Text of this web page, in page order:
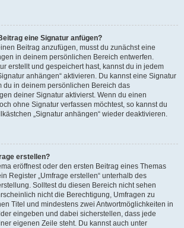
eine Signatur anfügen?
Beitrag anzufügen, musst du zunächst eine
in deinem persönlichen Bereich entwerfen.
erstellt und gespeichert hast, kannst du in jedem
anhängen“ aktivieren. Du kannst eine Signatur
du in deinem persönlichen Bereich das
deiner Signatur aktivierst. Wenn du einen
ohne Signatur verfassen möchtest, so kannst du
„Signatur anhängen“ wieder deaktivieren.
erstellen?
eröffnest oder den ersten Beitrag eines Themas
Register „Umfrage erstellen“ unterhalb des
Solltest du diesen Bereich nicht sehen
nicht die Berechtigung, Umfragen zu
Titel und mindestens zwei Antwortmöglichkeiten in
eingeben und dabei sicherstellen, dass jede
eigenen Zeile steht. Du kannst auch unter